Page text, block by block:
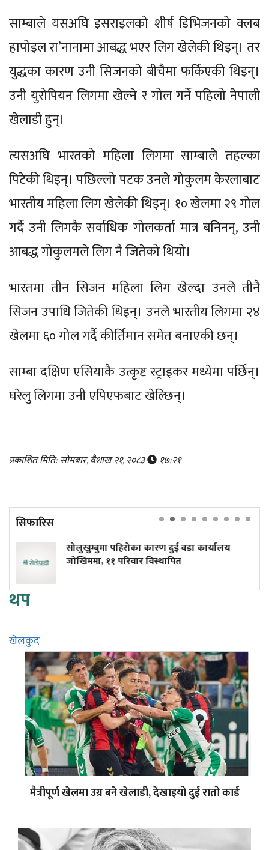
साम्बाले यसअघि इसराइलको शीर्ष डिभिजनको क्लब
हापोइल रा’नानामा आबद्ध भएर लिग खेलेकी थिइन्। तर
युद्धका कारण उनी सिजनको बीचैमा फर्किएकी थिइन्।
उनी युरोपियन लिगमा खेल्ने र गोल गर्ने पहिलो नेपाली
खेलाडी हुन्।
त्यसअघि भारतको महिला लिगमा साम्बाले तहल्का
पिटेकी थिइन्। पछिल्लो पटक उनले गोकुलम केरलाबाट
भारतीय महिला लिग खेलेकी थिइन्। १० खेलमा २९ गोल
गर्दै उनी लिगकै सर्वाधिक गोलकर्ता मात्र बनिनन्, उनी
आबद्ध गोकुलमले लिग नै जितेको थियो।
भारतमा तीन सिजन महिला लिग खेल्दा उनले तीनै
सिजन उपाधि जितेकी थिइन्। उनले भारतीय लिगमा २४
खेलमा ६० गोल गर्दै कीर्तिमान समेत बनाएकी छन्।
साम्बा दक्षिण एसियाकै उत्कृष्ट स्ट्राइकर मध्येमा पर्छिन्।
घरेलु लिगमा उनी एपिएफबाट खेल्छिन्।
प्रकाशित मिति: सोमबार, वैशाख २१, २०८३ १७:२१
सिफारिस
पहिरोका कारण दुई वडा कार्यालय
११ परिवार विस्थापित
बच्चा हेर्न
थप
खेलकुद
मैत्रीपूर्ण खेलमा उग्र बने खेलाडी, देखाइयो दुई रातो कार्ड